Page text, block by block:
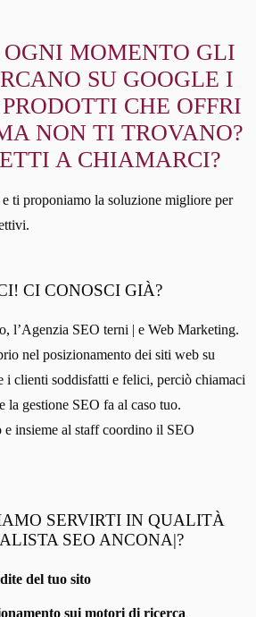
MOMENTO GLI
SU GOOGLE I
CHE OFFRI
NON TI TROVANO?
A CHIAMARCI?
ti proponiamo la soluzione migliore per
CI CONOSCI GIÀ?
l’Agenzia SEO terni | e Web Marketing.
nel posizionamento dei siti web su
i clienti soddisfatti e felici, perciò chiamaci
la gestione SEO fa al caso tuo.
insieme al staff coordino il SEO
SERVIRTI IN QUALITÀ
SEO ANCONA|?
del tuo sito
sui motori di ricerca